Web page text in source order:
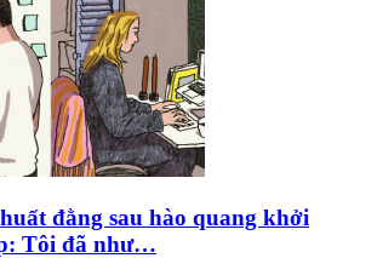
đằng sau hào quang khởi
Tôi đã như…